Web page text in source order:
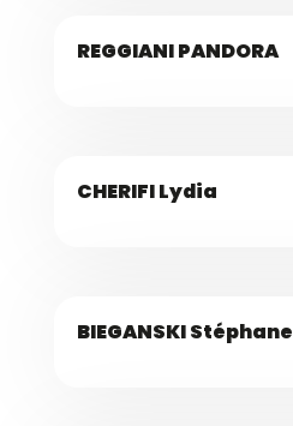
REGGIANI PANDORA
CHERIFI Lydia
BIEGANSKI Stéphane